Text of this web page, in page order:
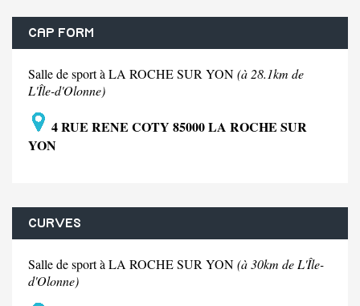
CAP FORM
Salle de sport à LA ROCHE SUR YON(à 28.1km de
L'Île-d'Olonne)
4 RUE RENE COTY 85000 LA ROCHE SUR
YON
CURVES
Salle de sport à LA ROCHE SUR YON(à 30km de L'Île-
d'Olonne)